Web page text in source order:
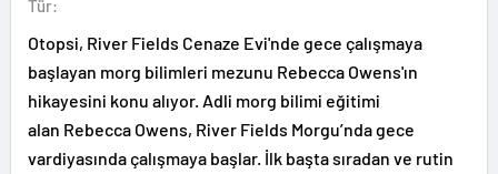
Tür:
Otopsi, River Fields Cenaze Evi'nde gece çalışmaya
başlayan morg bilimleri mezunu Rebecca Owens'ın
hikayesini konu alıyor. Adli morg bilimi eğitimi
alan Rebecca Owens, River Fields Morgu’nda gece
vardiyasında çalışmaya başlar. İlk başta sıradan ve rutin